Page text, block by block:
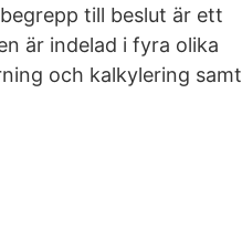
till beslut är ett
är indelad i fyra olika
och kalkylering samt